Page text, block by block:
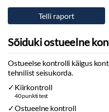
Sõiduki ostueelne
Ostueelse kontrolli käigus
tehnilist seisukorda.
Kiirkontroll
40 punkti test
Ostueelne kontroll